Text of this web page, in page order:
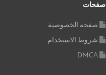
صفحات
صفحة الخصوصية
شروط الاستخدام
DMCA